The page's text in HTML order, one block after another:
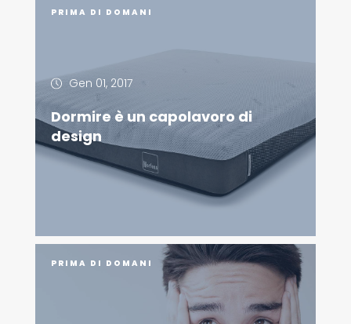
PRIMA DI DOMANI
Gen 01, 2017
Dormire è un capolavoro di
design
PRIMA DI DOMANI